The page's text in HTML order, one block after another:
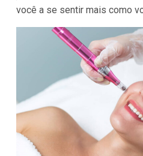
você a se sentir mais como